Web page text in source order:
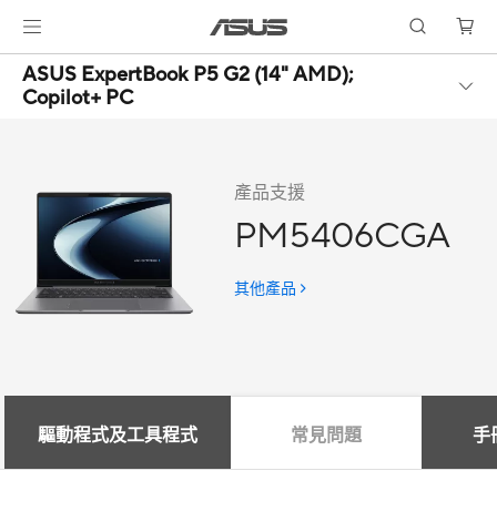
ASUS ExpertBook P5 G2 (14" AMD);
Copilot+ PC
產品支援
PM5406CGA
其他產品
驅動程式及工具程式 常見問題 手